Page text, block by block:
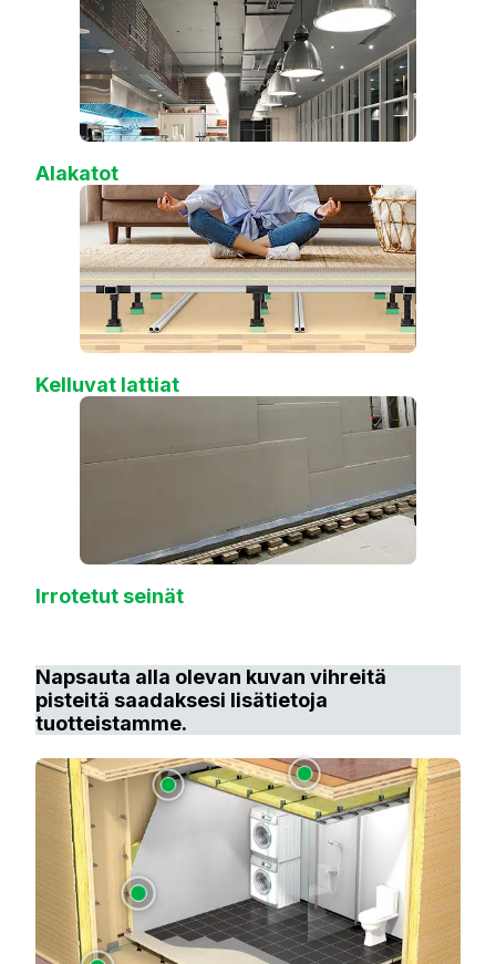
Alakatot
Kelluvat lattiat
Irrotetut seinät
Napsauta alla olevan kuvan vihreitä
pisteitä saadaksesi lisätietoja
tuotteistamme.